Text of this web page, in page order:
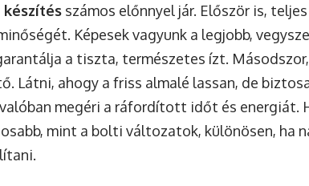
számos előnnyel jár. Először is,
Képesek vagyunk a legjobb,
a tiszta, természetes ízt.
Látni, ahogy a friss almalé lassan, de
megéri a ráfordított időt és energiát.
mint a bolti változatok, különösen, ha